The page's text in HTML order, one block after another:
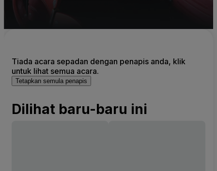
Tiada acara sepadan dengan penapis anda, klik
untuk lihat semua acara.
Tetapkan semula penapis
Dilihat baru-baru ini